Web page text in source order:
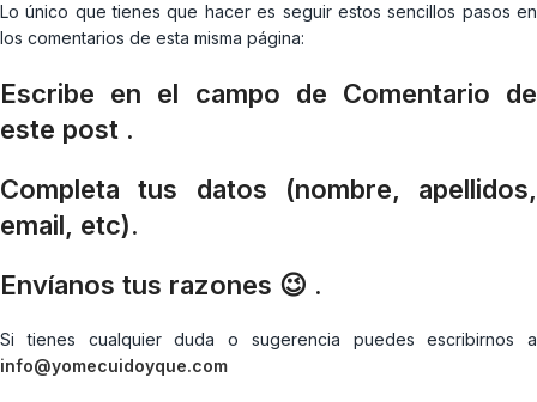
Lo único que tienes que hacer es seguir estos sencillos pasos en
los comentarios de esta misma página:
Escribe en el campo de Comentario de
este post .
Completa tus datos (nombre, apellidos,
email, etc).
Envíanos tus razones 😉 .
Si tienes cualquier duda o sugerencia puedes escribirnos a
info@yomecuidoyque.com